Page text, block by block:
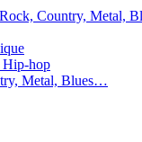
Country, Metal,
Hip-hop
Metal, Blues…